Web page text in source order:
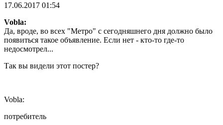
17.06.2017 01:54
Vobla:
Да, вроде, во всех "Метро" с сегодняшнего дня должно было
появиться такое объявление. Если нет - кто-то где-то
недосмотрел...
Так вы видели этот постер?
Vobla:
потребитель